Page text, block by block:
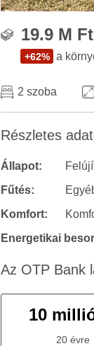
19.9 M Ft
+62% a
2 szoba
Részletes
Állapot:
Fűtés:
Komfort:
Energetikai
Az OTP Bank
10
20 évre